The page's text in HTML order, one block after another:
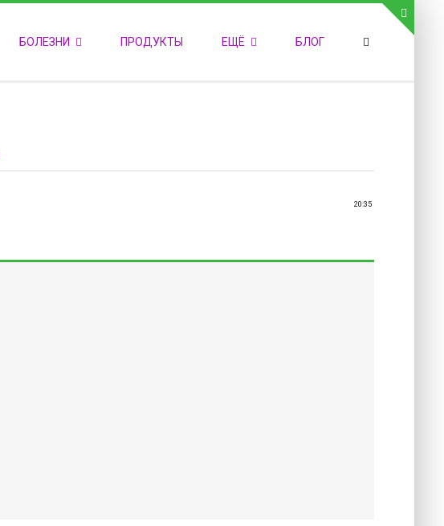
СВЯЗЬ С АДМИНИСТРАЦИЕЙ САЙТА
Телефон:
БОЛЕЗНИ ПРОДУКТЫ ЕЩЁ БЛОГ
20:35